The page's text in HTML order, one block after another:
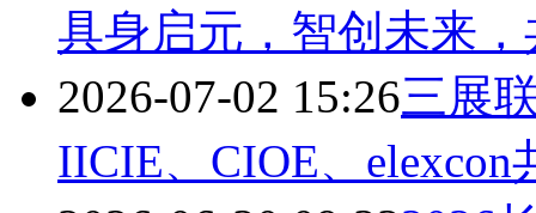
具身启元，智创未来，
2026-07-02 15:26三展
IICIE、CIOE、elexcon